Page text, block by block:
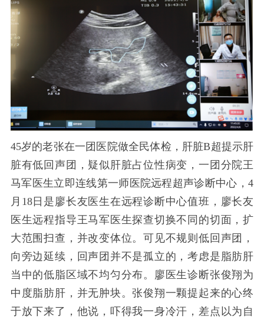
45岁的老张在一团医院做全民体检，肝脏B超提示肝
脏有低回声团，疑似肝脏占位性病变，一团分院王
马军医生立即连线第一师医院远程超声诊断中心，4
月18日是廖长友医生在远程诊断中心值班，廖长友
医生远程指导王马军医生探查切换不同的切面，扩
大范围扫查，并改变体位。可见不规则低回声团，
向旁边延续，回声团并不是孤立的，考虑是脂肪肝
当中的低脂区域不均匀分布。廖医生诊断张俊翔为
中度脂肪肝，并无肿块。张俊翔一颗提起来的心终
于放下来了，他说，吓得我一身冷汗，差点以为自